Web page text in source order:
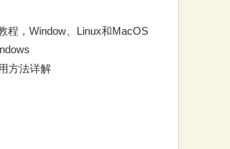
程，Window、Linux和MacOS
方法详解